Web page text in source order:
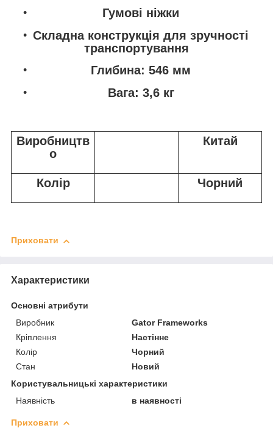
Гумові ніжки
Складна конструкція для зручності
транспортування
Глибина: 546 мм
Вага: 3,6 кг
Виробництв
о
Китай
Колір Чорний
Приховати
Характеристики
Основні атрибути
Виробник
Gator Frameworks
Кріплення
Настінне
Колір
Чорний
Стан
Новий
Користувальницькі характеристики
Наявність
в наявності
Приховати